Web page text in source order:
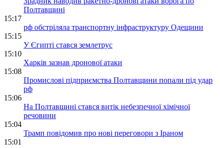
Полтавщині
15:17
рф обстріляла транспортну інфраструктуру Одещини
15:15
У Єгипті стався землетрус
15:10
Харків зазнав дронової атаки
15:08
Промислові підприємства Полтавщини попали під удар
рф
15:06
На Полтавщині стався витік небезпечної хімічної
речовини
15:04
Трамп повідомив про нові переговори з Іраном
15:01